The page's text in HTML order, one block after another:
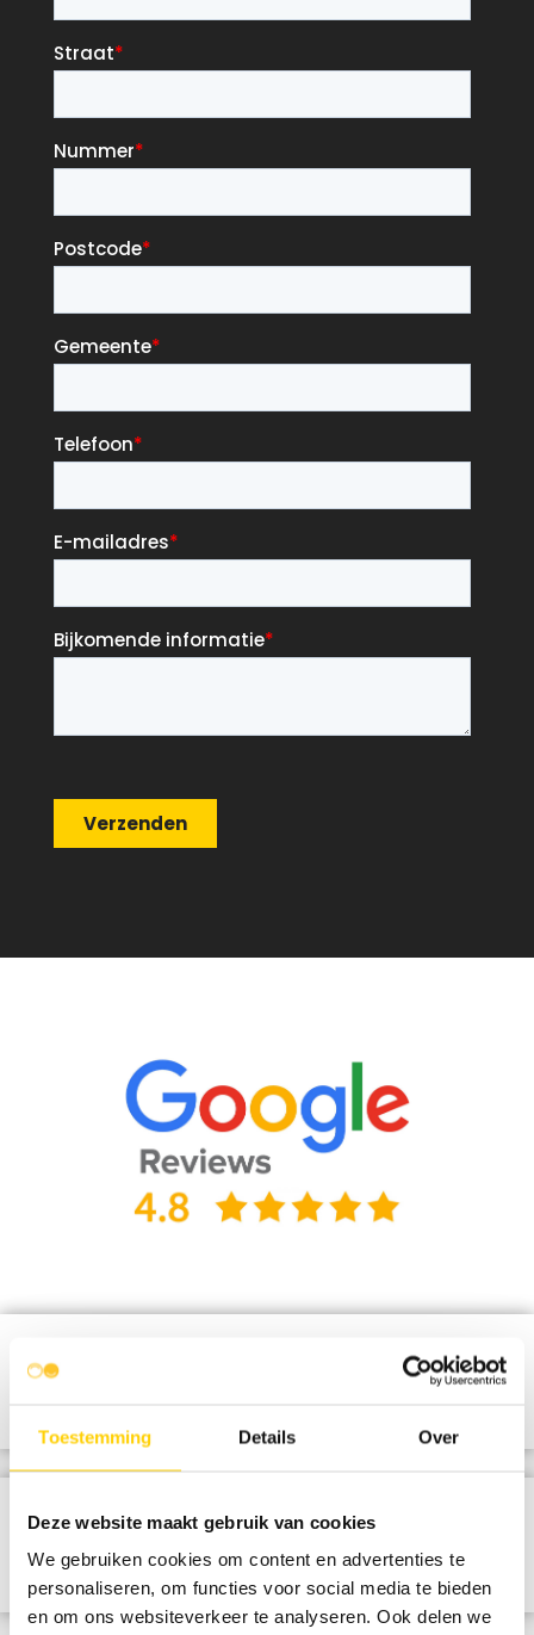
Toestemming Details Over
Deze website maakt gebruik van cookies
We gebruiken cookies om content en advertenties te
personaliseren, om functies voor social media te bieden
en om ons websiteverkeer te analyseren. Ook delen we